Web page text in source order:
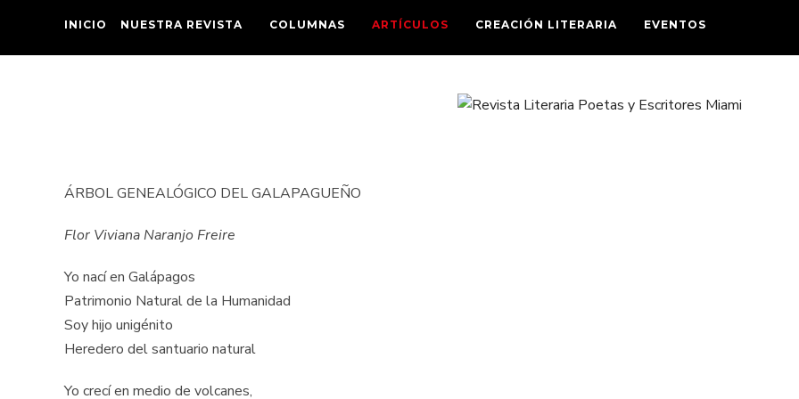
INICIO NUESTRA REVISTA COLUMNAS ARTÍCULOS CREACIÓN LITERARIA EVENTOS
ÁRBOL GENEALÓGICO DEL GALAPAGUEÑO
Flor Viviana Naranjo Freire
Yo nací en Galápagos
Patrimonio Natural de la Humanidad
Soy hijo unigénito
Heredero del santuario natural
Yo crecí en medio de volcanes,